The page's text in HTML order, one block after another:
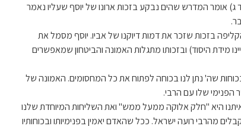
ג) אומר המדרש שהים נבקע בזכות ארונו של יוסף שעליו נאמר
בזכות שזכר את דמות דיוקנו של אביו. יוסף מסמל את
מידת היסוד) ובזכותו מתגלות האמונה והביטחון שמאפשרים
שה' נתן לנו בכוחה לפתוח את כל המחסומים. האמונה של
שלו עם הרבי.
היא "חלק אלוקה ממעל ממש" ואת השליחות המיוחדת שלנו
מהרבי רועה ישראל. ככל שהאדם יאמין בפנימיותו ובכוחותיו